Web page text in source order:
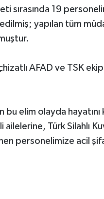
sırasında 19
yapılan tüm
AFAD ve TSK
elim olayda
Türk Silahlı
personelimize acil